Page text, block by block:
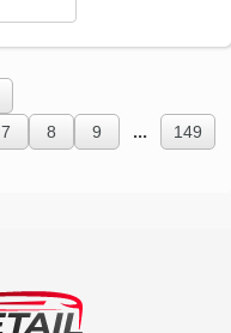
7 8 9 ... 149